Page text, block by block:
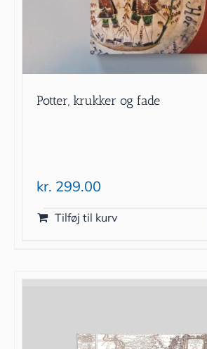
Potter, krukker og fade
kr. 299.00
Tilføj til kurv